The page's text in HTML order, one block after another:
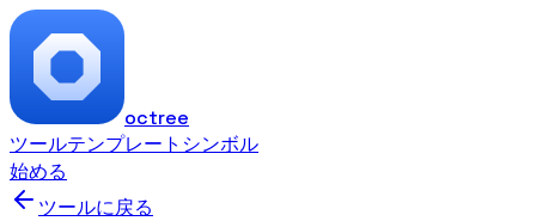
octree
ツールテンプレート シンボル
始める
ツールに戻る